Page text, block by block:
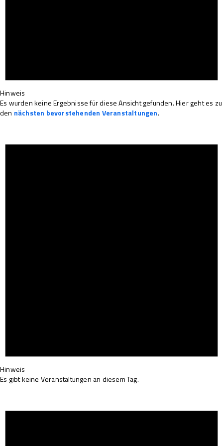
Hinweis
Es wurden keine Ergebnisse für diese Ansicht gefunden. Hier geht es zu
den nächsten bevorstehenden Veranstaltungen.
Hinweis
Es gibt keine Veranstaltungen an diesem Tag.